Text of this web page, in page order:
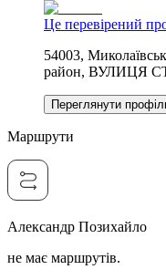
Це перевірений
54003,
район, ВУЛИЦЯ
Переглянути
Маршрути
Александр Позихайло
не має маршрутів.